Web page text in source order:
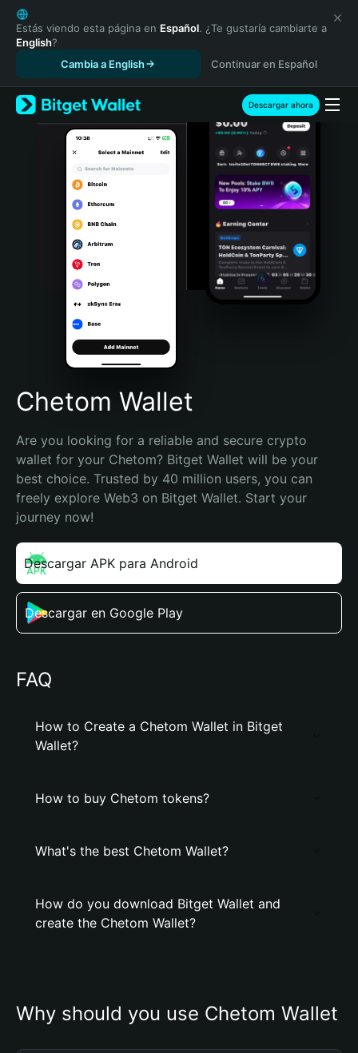
English
日本語
Tiếng Việt
Español (Latinoamérica)
Türkçe
Italiano
Português (Portugal)
Bahasa Indonesia
Português (Brasil)
Español (Argentina)
Estás viendo esta página en Español. ¿Te gustaría cambiarte a
English?
Cambia a English
Continuar en Español
Descargar ahora
Chetom Wallet
Are you looking for a reliable and secure crypto
wallet for your Chetom? Bitget Wallet will be your
best choice. Trusted by 40 million users, you can
freely explore Web3 on Bitget Wallet. Start your
journey now!
Descargar APK para Android
Descargar en Google Play
FAQ
How to Create a Chetom Wallet in Bitget
Wallet?
How to buy Chetom tokens?
What's the best Chetom Wallet?
How do you download Bitget Wallet and
create the Chetom Wallet?
Why should you use Chetom Wallet